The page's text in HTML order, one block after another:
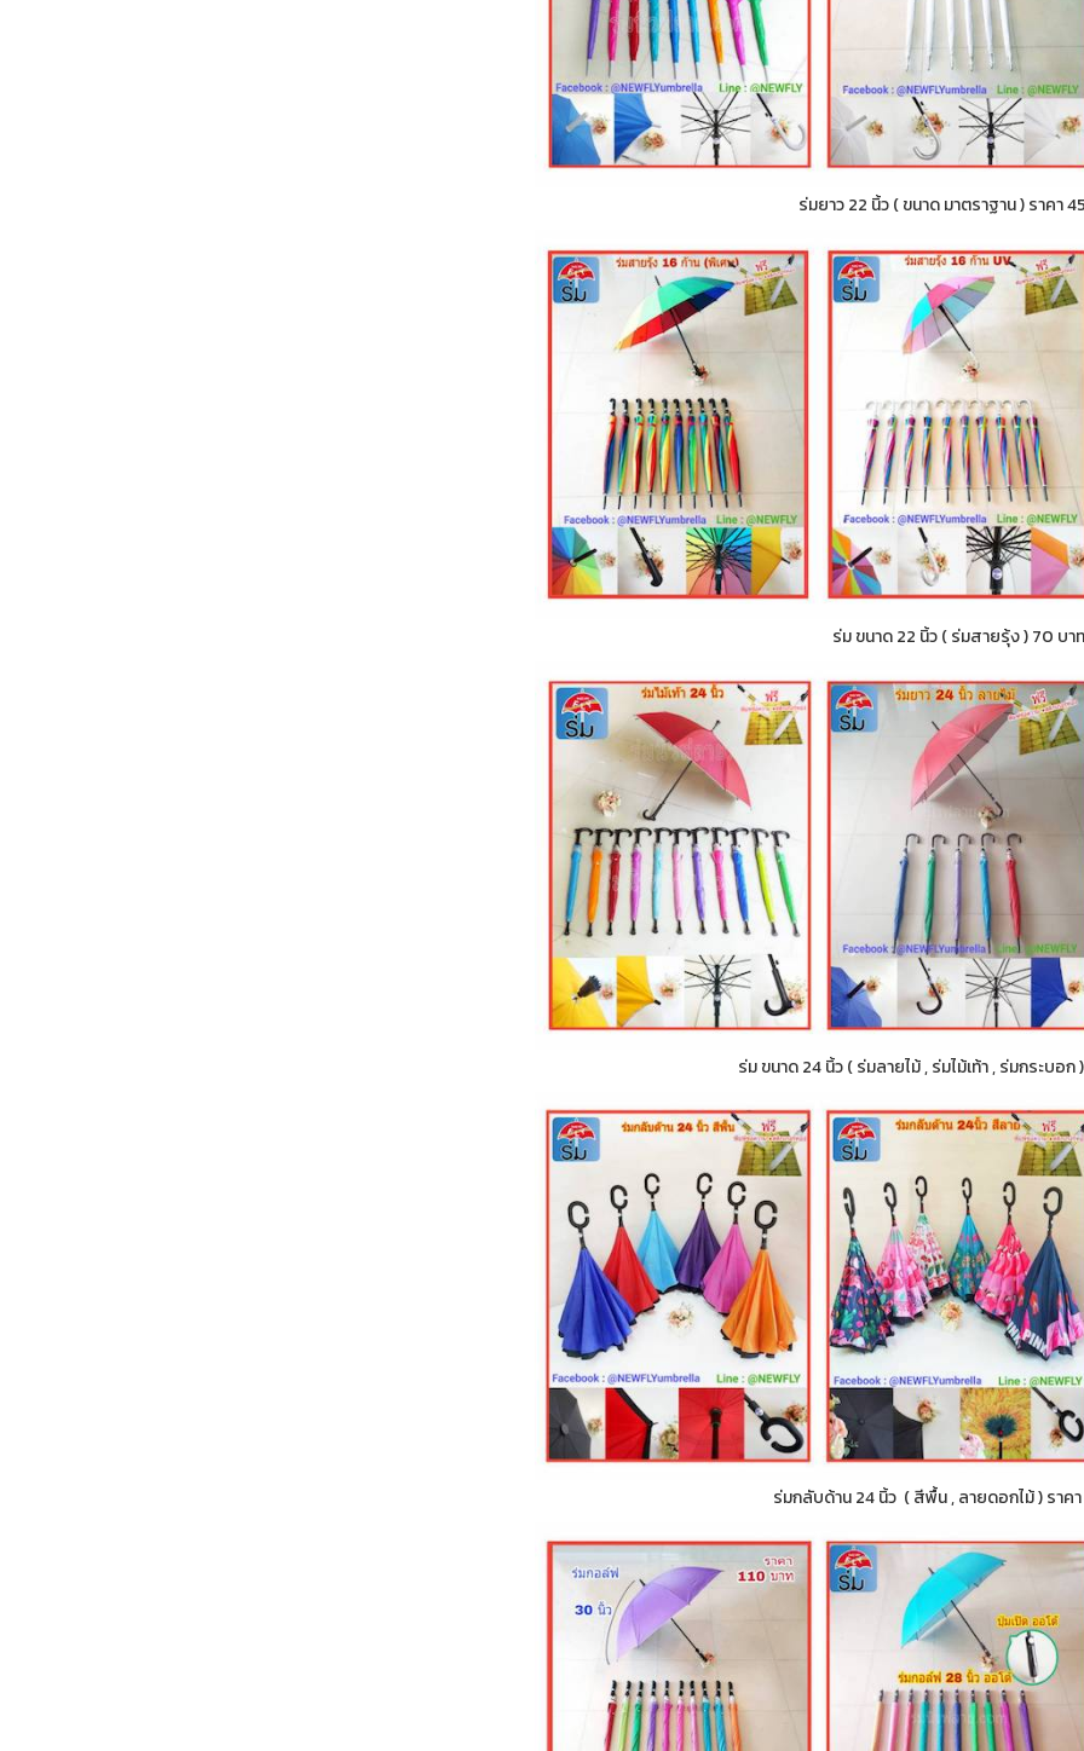
ร่มยาว 22 นิ้ว ( ขนาด มาตราฐาน ) ราคา
ร่ม ขนาด 22 นิ้ว ( ร่มสายรุ้ง ) 70 บาท
ร่ม ขนาด 24 นิ้ว ( ร่มลายไม้ , ร่มไม้เท้า , ร่มกระบอก
ร่มกลับด้าน 24 นิ้ว ( สีพื้น , ลายดอกไม้ ) ราค